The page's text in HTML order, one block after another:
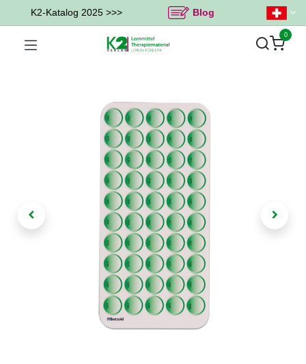
K2-Katalog 2025 >>> Blog
0